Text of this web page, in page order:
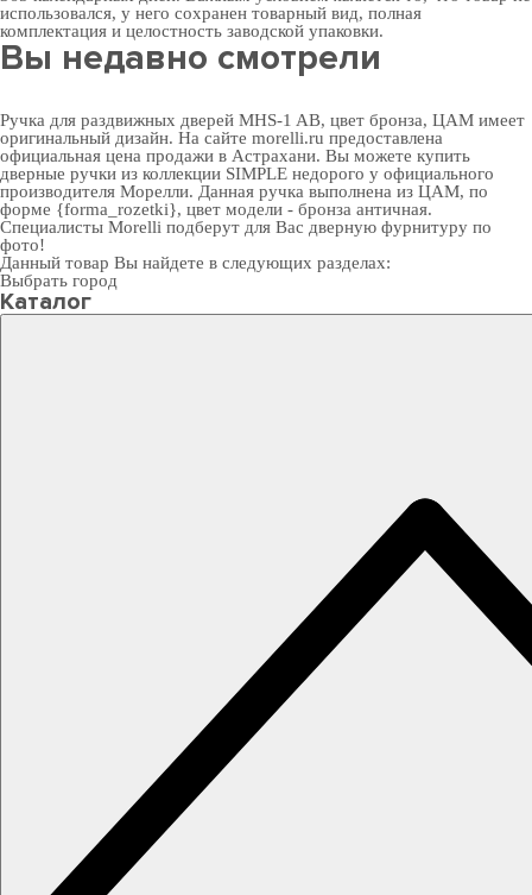
использовался, у него сохранен товарный вид, полная
комплектация и целостность заводской упаковки.
Вы недавно смотрели
Ручка для раздвижных дверей MHS-1 AB, цвет бронза, ЦАМ имеет
оригинальный дизайн. На сайте morelli.ru предоставлена
официальная цена продажи в Астрахани. Вы можете купить
дверные ручки из коллекции SIMPLE недорого у официального
производителя Морелли. Данная ручка выполнена из ЦАМ, по
форме {forma_rozetki}, цвет модели - бронза античная.
Специалисты Morelli подберут для Вас дверную фурнитуру по
фото!
Данный товар Вы найдете в следующих разделах:
Выбрать город
Каталог